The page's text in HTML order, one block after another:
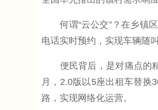
何谓“云公交”？在乡镇区
电话实时预约，实现车辆随
便民背后，是对痛点的精
月，2.0版以5座出租车替换
路，实现网络化运营。